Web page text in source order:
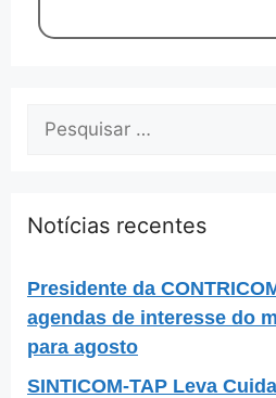
Notícias recentes
Presidente da
agendas de interesse do
para agosto
SINTICOM-TAP Leva